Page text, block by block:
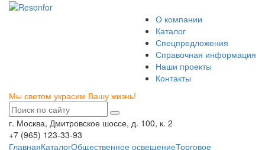
О компании
Каталог
Спецпредложения
Справочная информация
Наши проекты
Контакты
Мы светом украсим Вашу жизнь!
г. Москва, Дмитровское шоссе, д. 100, к. 2
+7 (965) 123-33-93
ГлавнаяКаталогОбщественное освещениеТорговое